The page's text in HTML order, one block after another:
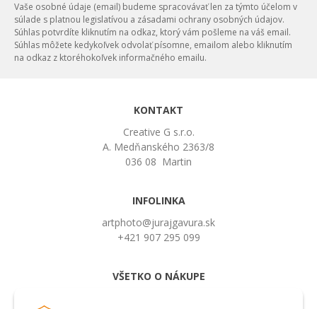
Vaše osobné údaje (email) budeme spracovávať len za týmto účelom v
súlade s platnou legislatívou a zásadami ochrany osobných údajov.
Súhlas potvrdíte kliknutím na odkaz, ktorý vám pošleme na váš email.
Súhlas môžete kedykoľvek odvolať písomne, emailom alebo kliknutím
na odkaz z ktoréhokoľvek informačného emailu.
KONTAKT
Creative G s.r.o.
A. Medňanského 2363/8
036 08 Martin
INFOLINKA
artphoto@jurajgavura.sk
+421 907 295 099
VŠETKO O NÁKUPE